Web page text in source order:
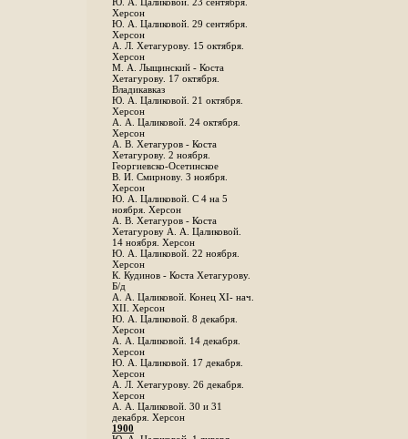
Ю. А. Цаликовой. 23 сентября.
Херсон
Ю. А. Цаликовой. 29 сентября.
Херсон
А. Л. Хетагурову. 15 октября.
Херсон
М. А. Лыщинский - Коста
Хетагурову. 17 октября.
Владикавказ
Ю. А. Цаликовой. 21 октября.
Херсон
А. А. Цаликовой. 24 октября.
Херсон
A. В. Хетагуров - Коста
Хетагурову. 2 ноября.
Георгиевско-Осетинское
B. И. Смирнову. 3 ноября.
Херсон
Ю. А. Цаликовой. С 4 на 5
ноября. Херсон
А. В. Хетагуров - Коста
Хетагурову А. А. Цаликовой.
14 ноября. Херсон
Ю. А. Цаликовой. 22 ноября.
Херсон
К. Кудинов - Коста Хетагурову.
Б/д
А. А. Цаликовой. Конец XI- нач.
XII. Херсон
Ю. А. Цаликовой. 8 декабря.
Херсон
А. А. Цаликовой. 14 декабря.
Херсон
Ю. А. Цаликовой. 17 декабря.
Херсон
А. Л. Хетагурову. 26 декабря.
Херсон
А. А. Цаликовой. 30 и 31
декабря. Херсон
1900